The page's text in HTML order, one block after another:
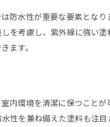
防水性が重要な要素となり
を考慮し、紫外線に強い
ます。
内環境を清潔に保つことが
性を兼ね備えた塗料も注目